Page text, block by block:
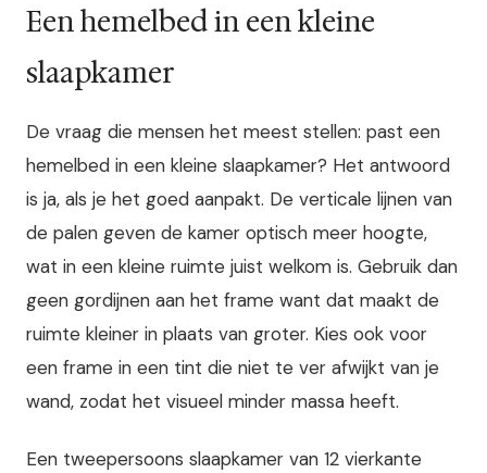
Een hemelbed in een kleine
slaapkamer
De vraag die mensen het meest stellen: past een
hemelbed in een kleine slaapkamer? Het antwoord
is ja, als je het goed aanpakt. De verticale lijnen van
de palen geven de kamer optisch meer hoogte,
wat in een kleine ruimte juist welkom is. Gebruik dan
geen gordijnen aan het frame want dat maakt de
ruimte kleiner in plaats van groter. Kies ook voor
een frame in een tint die niet te ver afwijkt van je
wand, zodat het visueel minder massa heeft.
Een tweepersoons slaapkamer van 12 vierkante